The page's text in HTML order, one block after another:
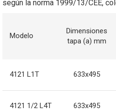
según la norma 1999/13/CEE,
Modelo
Dimensiones
tapa (a) mm
4121 L1T 633x495
4121 1/2 L4T 633x495